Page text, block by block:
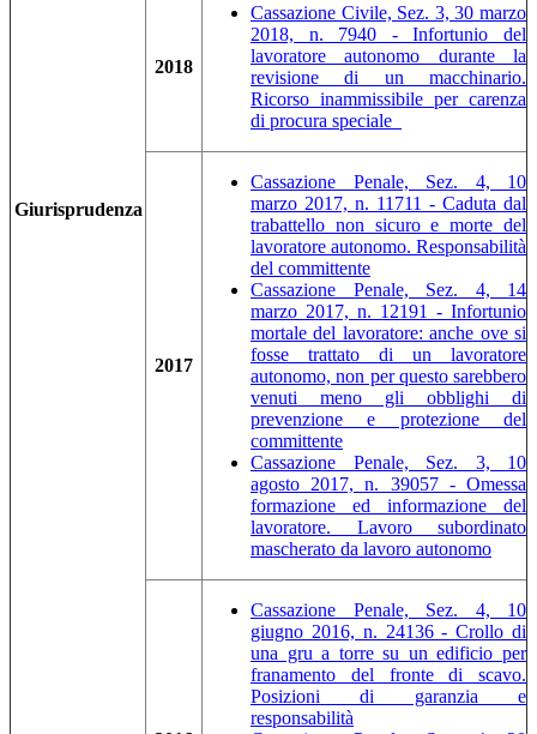
Giurisprudenza
2018
Cassazione Civile, Sez. 3, 30 marzo
2018, n. 7940 - Infortunio del
lavoratore autonomo durante la
revisione di un macchinario.
Ricorso inammissibile per carenza
di procura speciale
2017
Cassazione Penale, Sez. 4, 10
marzo 2017, n. 11711 - Caduta dal
trabattello non sicuro e morte del
lavoratore autonomo. Responsabilità
del committente
Cassazione Penale, Sez. 4, 14
marzo 2017, n. 12191 - Infortunio
mortale del lavoratore: anche ove si
fosse trattato di un lavoratore
autonomo, non per questo sarebbero
venuti meno gli obblighi di
prevenzione e protezione del
committente
Cassazione Penale, Sez. 3, 10
agosto 2017, n. 39057 - Omessa
formazione ed informazione del
lavoratore. Lavoro subordinato
mascherato da lavoro autonomo
Cassazione Penale, Sez. 4, 10
giugno 2016, n. 24136 - Crollo di
una gru a torre su un edificio per
franamento del fronte di scavo.
Posizioni di garanzia e
responsabilità